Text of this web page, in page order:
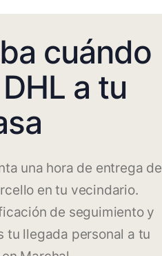
cuándo
a tu
una hora de entrega de
en tu vecindario.
de seguimiento y
tu llegada personal a tu